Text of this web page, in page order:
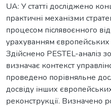
UA: У статті досліджено
практичні механізми
процесом післявоєнного
урахуванням європейських
Здійснено PESTEL-аналіз
визначає контекст
проведено порівняльне
досвіду інших
реконструкції. Визначено